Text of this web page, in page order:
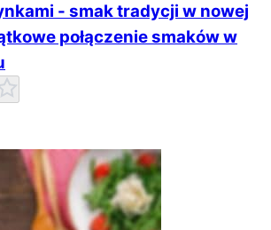
- smak tradycji w nowej
połączenie smaków w